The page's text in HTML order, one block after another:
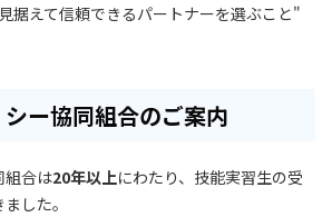
据えて信頼できるパートナーを選ぶこと"
ー協同組合のご案内
組合は20年以上にわたり、技能実習生の受
した。